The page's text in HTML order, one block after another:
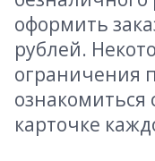
оформить
рублей.
ограничения
карточке